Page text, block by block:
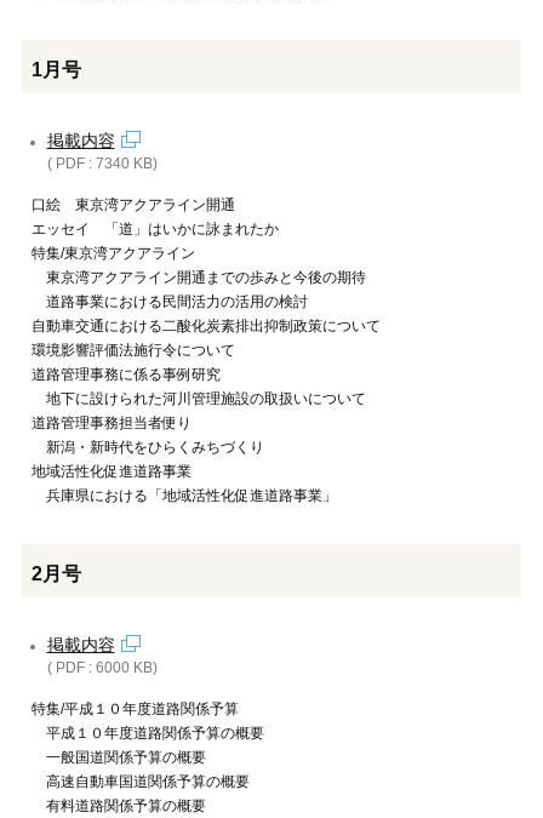
1月号
掲載内容
( PDF : 7340 KB)
口絵 東京湾アクアライン開通
エッセイ 「道」はいかに詠まれたか
特集/東京湾アクアライン
東京湾アクアライン開通までの歩みと今後の期待
道路事業における民間活力の活用の検討
自動車交通における二酸化炭素排出抑制政策について
環境影響評価法施行令について
道路管理事務に係る事例研究
地下に設けられた河川管理施設の取扱いについて
道路管理事務担当者便り
新潟・新時代をひらくみちづくり
地域活性化促進道路事業
兵庫県における「地域活性化促進道路事業」
2月号
掲載内容
( PDF : 6000 KB)
特集/平成１０年度道路関係予算
平成１０年度道路関係予算の概要
一般国道関係予算の概要
高速自動車国道関係予算の概要
有料道路関係予算の概要